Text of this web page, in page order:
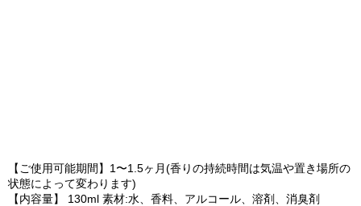
【ご使用可能期間】1〜1.5ヶ月(香りの持続時間は気温や置き場所の
状態によって変わります)
【内容量】 130ml 素材:水、香料、アルコール、溶剤、消臭剤